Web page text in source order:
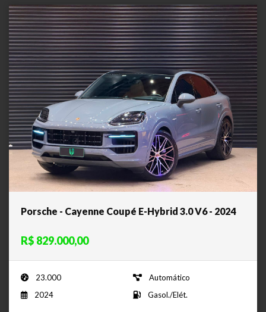
Porsche - Cayenne Coupé E-Hybrid 3.0 V6 - 2024
R$ 829.000,00
23.000
Automático
2024
Gasol./Elét.